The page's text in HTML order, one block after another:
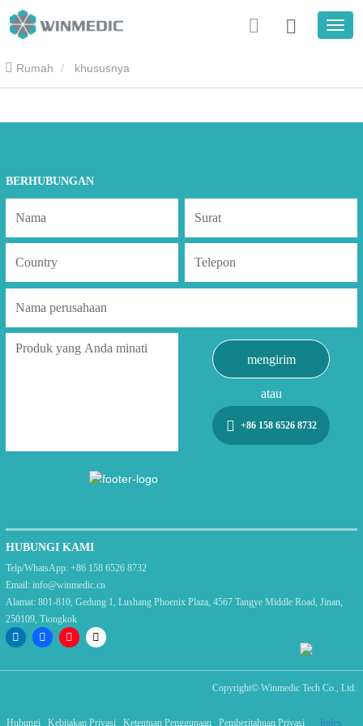
Rumah khususnya
BERHUBUNGAN
mengirim
atau
+86 158 6526 8732
HUBUNGI KAMI
Telp/WhatsApp: +86 158 6526 8732
Email: info@winmedic.cn
Alamat: 801-810, Gedung 1, Lushang Phoenix Plaza, 4567 Tangye Middle Road, Jinan,
250109, Tiongkok
Copyright© Winmedic Tech Co., Ltd.
Hubungi Kebijakan Privasi Ketentuan Penggunaan Pemberitahuan Privasi Index